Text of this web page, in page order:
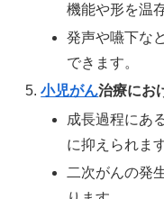
機能や形を温
発声や嚥下な
できます。
小児がん治療にお
成長過程にあ
に抑えられます
二次がんの発